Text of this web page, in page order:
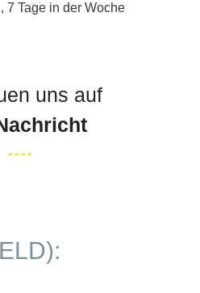
uns auf
:
7 Tage in der Woche